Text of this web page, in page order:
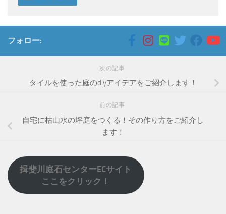
フォロー:
次の記事
タイルを使った庭のdiyアイデアをご紹介します！
前の記事
自宅に枯山水の坪庭をつくる！その作り方をご紹介し
ます！
揖斐川庭石センターECサイト
ここをクリック！